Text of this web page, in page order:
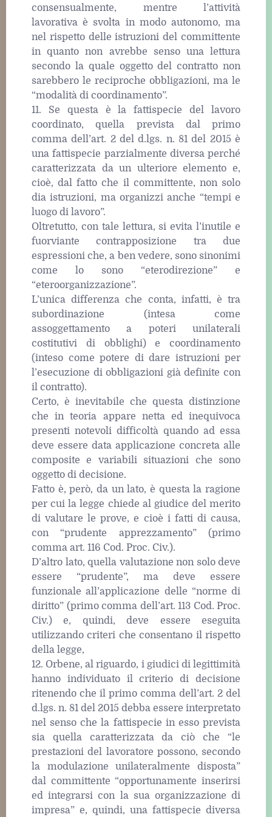
consensualmente, mentre l’attività
lavorativa è svolta in modo autonomo, ma
nel rispetto delle istruzioni del committente
in quanto non avrebbe senso una lettura
secondo la quale oggetto del contratto non
sarebbero le reciproche obbligazioni, ma le
“modalità di coordinamento”.
11. Se questa è la fattispecie del lavoro
coordinato, quella prevista dal primo
comma dell’art. 2 del d.lgs. n. 81 del 2015 è
una fattispecie parzialmente diversa perché
caratterizzata da un ulteriore elemento e,
cioè, dal fatto che il committente, non solo
dia istruzioni, ma organizzi anche “tempi e
luogo di lavoro”.
Oltretutto, con tale lettura, si evita l’inutile e
fuorviante contrapposizione tra due
espressioni che, a ben vedere, sono sinonimi
come lo sono “eterodirezione” e
“eteroorganizzazione”.
L’unica differenza che conta, infatti, è tra
subordinazione (intesa come
assoggettamento a poteri unilaterali
costitutivi di obblighi) e coordinamento
(inteso come potere di dare istruzioni per
l’esecuzione di obbligazioni già definite con
il contratto).
Certo, è inevitabile che questa distinzione
che in teoria appare netta ed inequivoca
presenti notevoli difficoltà quando ad essa
deve essere data applicazione concreta alle
composite e variabili situazioni che sono
oggetto di decisione.
Fatto è, però, da un lato, è questa la ragione
per cui la legge chiede al giudice del merito
di valutare le prove, e cioè i fatti di causa,
con “prudente apprezzamento” (primo
comma art. 116 Cod. Proc. Civ.).
D’altro lato, quella valutazione non solo deve
essere “prudente”, ma deve essere
funzionale all’applicazione delle “norme di
diritto” (primo comma dell’art. 113 Cod. Proc.
Civ.) e, quindi, deve essere eseguita
utilizzando criteri che consentano il rispetto
della legge,
12. Orbene, al riguardo, i giudici di legittimità
hanno individuato il criterio di decisione
ritenendo che il primo comma dell’art. 2 del
d.lgs. n. 81 del 2015 debba essere interpretato
nel senso che la fattispecie in esso prevista
sia quella caratterizzata da ciò che “le
prestazioni del lavoratore possono, secondo
la modulazione unilateralmente disposta”
dal committente “opportunamente inserirsi
ed integrarsi con la sua organizzazione di
impresa” e, quindi, una fattispecie diversa